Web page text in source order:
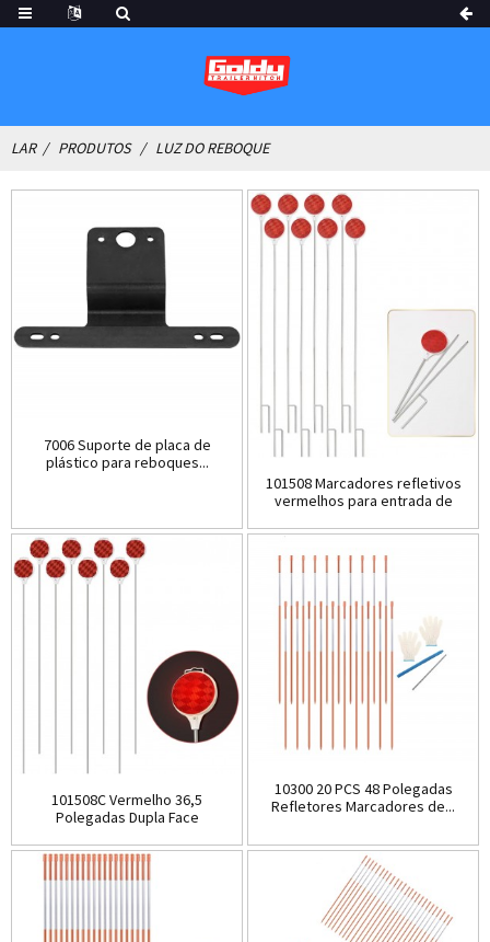
LAR PRODUTOS LUZ DO REBOQUE
7006 Suporte de placa de
plástico para reboques...
101508 Marcadores refletivos
vermelhos para entrada de
101508C Vermelho 36,5
Polegadas Dupla Face
10300 20 PCS 48 Polegadas
Refletores Marcadores de...